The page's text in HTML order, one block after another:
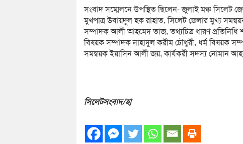
সংবাদ সম্মেলনে উপস্থিত ছিলেন- জুলাই মঞ্চ সিলেট
মুখপাত্র উবায়দুল হক রাহাত, সিলেট জেলার মুখ্য
সম্পাদক আলী আহমেদ তাজ, তথ্যচিত্র ধারণ
বিষয়ক সম্পাদক নাহাদুল করীম চৌধুরী, ধর্ম বিষয়ক
সমন্বয়ক ইয়াসিন আলী জয়, কার্যকরী সদস্য নোমান
সিলেটসংবাদ/হা